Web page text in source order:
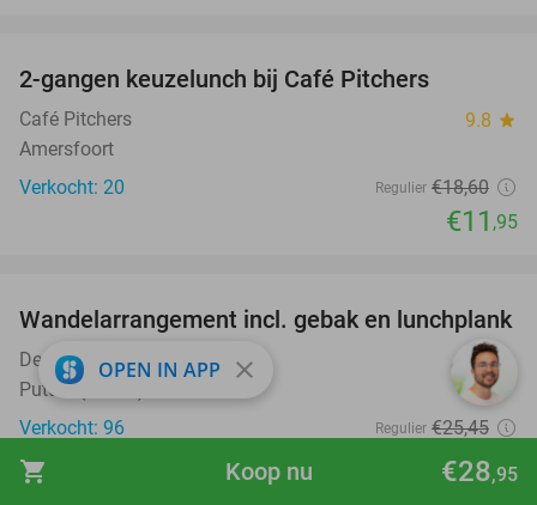
shopping_cart €28,95
Koop nu
2-gangen keuzelunch bij Café Pitchers
Café Pitchers 9.8 star
Amersfoort
Verkocht: 20
Regulier €18,60
€11 ,95
33%
Wandelarrangement incl. gebak en lunchplank
De Aker 10.0star
Putten (15 km)
Verkocht: 96
Regulier €25,45
€16 ,95
OPEN IN APP close